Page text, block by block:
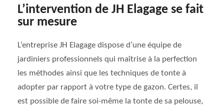
L’intervention de JH Elagage se fait
sur mesure
L’entreprise JH Elagage dispose d’une équipe de
jardiniers professionnels qui maîtrise à la perfection
les méthodes ainsi que les techniques de tonte à
adopter par rapport à votre type de gazon. Certes, il
est possible de faire soi-même la tonte de sa pelouse,